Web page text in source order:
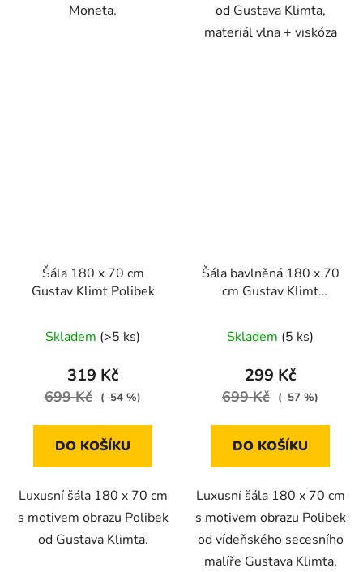
Moneta.
od Gustava Klimta,
materiál vlna + viskóza
Šála 180 x 70 cm
Gustav Klimt Polibek
Skladem (>5 ks)
319 Kč
699 Kč (–54 %)
DO KOŠÍKU
Luxusní šála 180 x 70 cm
s motivem obrazu Polibek
od Gustava Klimta.
Šála bavlněná 180 x 70
cm Gustav Klimt
Skladem (5 ks)
299 Kč
699 Kč (–57 %)
DO KOŠÍKU
Luxusní šála 180 x 70 cm
s motivem obrazu Polibek
od vídeňského secesního
malíře Gustava Klimta,